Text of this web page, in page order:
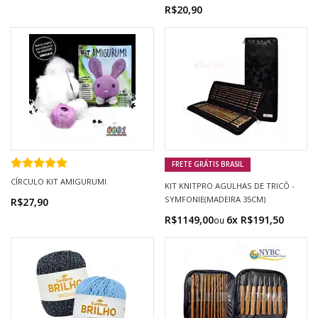
R$20,90
CÍRCULO KIT AMIGURUMI
R$27,90
KIT KNITPRO AGULHAS DE TRICÔ -
SYMFONIE(MADEIRA 35CM)
R$1149,00 6x R$191,50